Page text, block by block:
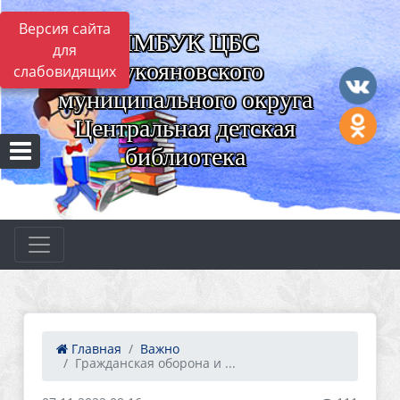
Версия сайта
для
слабовидящих
ММБУК ЦБС
Лукояновского
муниципального округа
Центральная детская
библиотека
Главная
Важно
Гражданская оборона и ...